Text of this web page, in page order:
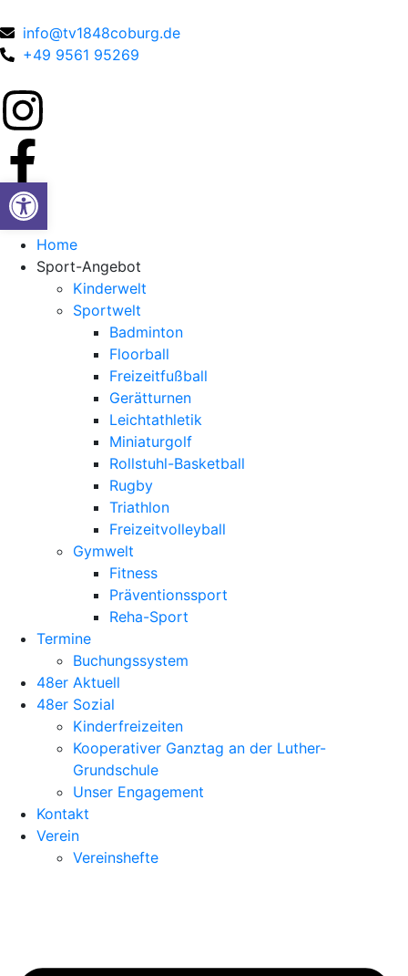
info@tv1848coburg.de
+49 9561 95269
Home
Sport-Angebot
Kinderwelt
Sportwelt
Badminton
Floorball
Freizeitfußball
Gerätturnen
Leichtathletik
Miniaturgolf
Rollstuhl-Basketball
Rugby
Triathlon
Freizeitvolleyball
Gymwelt
Fitness
Präventionssport
Reha-Sport
Termine
Buchungssystem
48er Aktuell
48er Sozial
Kinderfreizeiten
Kooperativer Ganztag an der Luther-
Grundschule
Unser Engagement
Kontakt
Verein
Vereinshefte
Werkzeugleiste öffnen